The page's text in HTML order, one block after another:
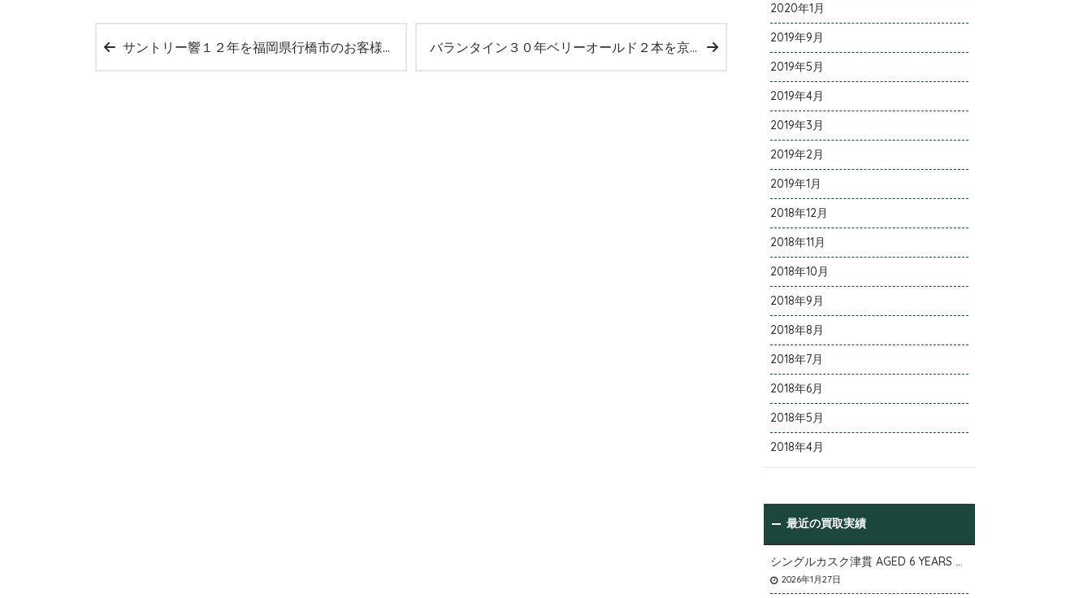
サントリー響１２年を福岡県行橋市のお客様より宅配買取させて頂きました。 バランタイン３０年ベリーオールド２本を京都府長岡京市のお客様より宅配買取させて頂きました。
2020年1月
2019年9月
2019年5月
2019年4月
2019年3月
2019年2月
2019年1月
2018年12月
2018年11月
2018年10月
2018年9月
2018年8月
2018年7月
2018年6月
2018年5月
2018年4月
最近の買取実績
シングルカスク津貫 AGED 6 YEARS Cask No.T12を大阪府枚方市のお客様より店頭買取いたしました。
2026年1月27日